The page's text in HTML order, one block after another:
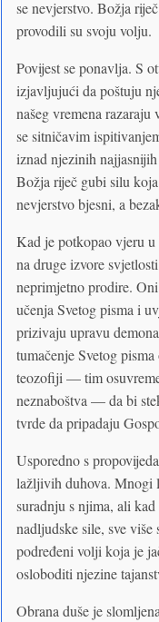
se nevjerstvo. Božja
provodili su svoju volju.
Povijest se ponavlja. S
izjavljujući da poštuju
našeg vremena
se sitničavim
iznad njezinih
Božja riječ gubi silu
nevjerstvo bjesni, a
Kad je potkopao vjeru
na druge izvore
neprimjetno prodire.
učenja Svetog pisma i
prizivaju upravu
tumačenje Svetog
teozofiji — tim
neznaboštva — da bi
tvrde da pripadaju
Usporedno s
lažljivih duhova. Mnogi
suradnju s njima, ali
nadljudske sile, sve
podređeni volji koja je
osloboditi njezine
Obrana duše je